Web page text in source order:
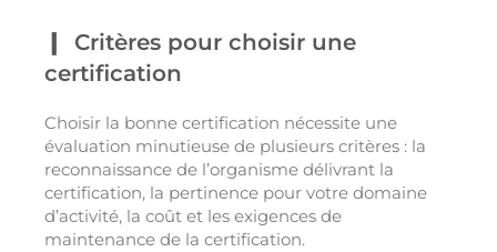
Critères pour choisir une
certification
Choisir la bonne certification nécessite une
évaluation minutieuse de plusieurs critères : la
reconnaissance de l’organisme délivrant la
certification, la pertinence pour votre domaine
d’activité, la coût et les exigences de
maintenance de la certification.